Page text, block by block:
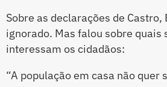
Sobre as declarações de
ignorado. Mas falou sobre quais
interessam os cidadãos:
“A população em casa não quer